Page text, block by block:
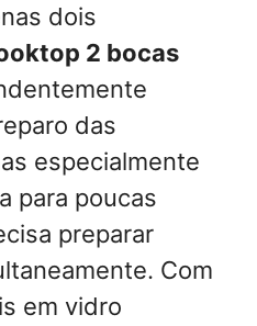
dois
2 bocas
das
especialmente
para poucas
preparar
Com
em vidro